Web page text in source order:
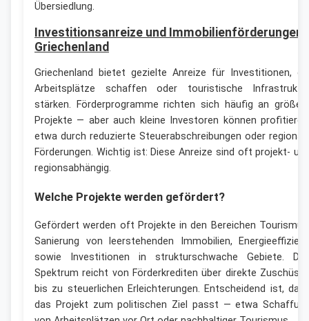
Übersiedlung.
Investitionsanreize und Immobilienförderungen
Griechenland
Griechenland bietet gezielte Anreize für Investitionen,
Arbeitsplätze schaffen oder touristische
stärken. Förderprogramme richten sich häufig an
Projekte — aber auch kleine Investoren können
etwa durch reduzierte Steuerabschreibungen oder
Förderungen. Wichtig ist: Diese Anreize sind oft projekt-
regionsabhängig.
Welche Projekte werden gefördert?
Gefördert werden oft Projekte in den Bereichen
Sanierung von leerstehenden Immobilien,
sowie Investitionen in strukturschwache Gebiete.
Spektrum reicht von Förderkrediten über direkte
bis zu steuerlichen Erleichterungen. Entscheidend ist,
das Projekt zum politischen Ziel passt — etwa